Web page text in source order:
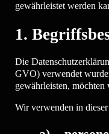
gewährleistet werden
1.
Die
GVO) verwendet
gewährleisten,
Wir verwenden in